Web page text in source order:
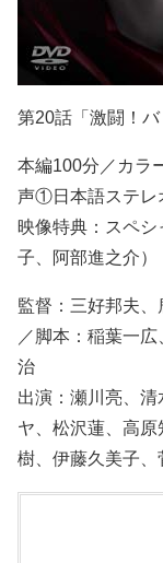
第20話「激闘！
本編100分／カラ
声①日本語ステレ
映像特典：スペ
子、阿部進之介）
監督：三好邦夫
／脚本：稲葉一
治
出演：瀬川亮、
ヤ、松沢蓮、高
樹、伊藤久美子